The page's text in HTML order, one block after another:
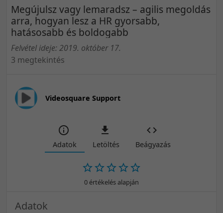
Megújulsz vagy lemaradsz – agilis megoldás
arra, hogyan lesz a HR gyorsabb,
hatásosabb és boldogabb
Felvétel ideje: 2019. október 17.
3 megtekintés
Videosquare Support
Adatok Letöltés Beágyazás
0 értékelés alapján
Adatok